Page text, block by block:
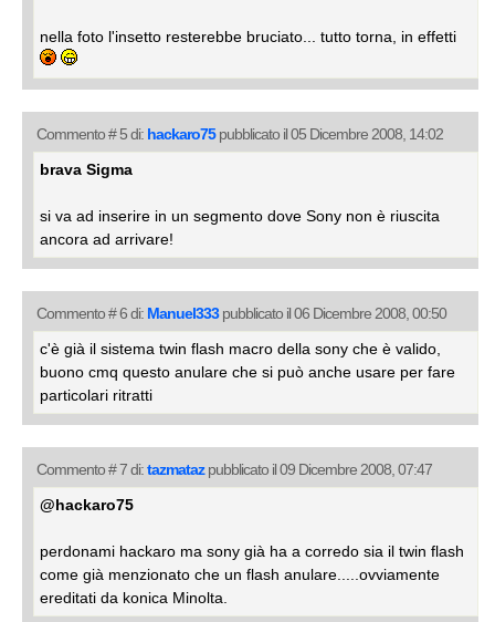
nella foto l'insetto resterebbe bruciato... tutto torna, in effetti
Commento # 5 di: hackaro75pubblicato il 05 Dicembre 2008, 14:02
brava Sigma
si va ad inserire in un segmento dove Sony non è riuscita
ancora ad arrivare!
Commento # 6 di: Manuel333pubblicato il 06 Dicembre 2008, 00:50
c'è già il sistema twin flash macro della sony che è valido,
buono cmq questo anulare che si può anche usare per fare
particolari ritratti
Commento # 7 di:tazmatazpubblicato il 09 Dicembre 2008, 07:47
@hackaro75
perdonami hackaro ma sony già ha a corredo sia il twin flash
come già menzionato che un flash anulare.....ovviamente
ereditati da konica Minolta.